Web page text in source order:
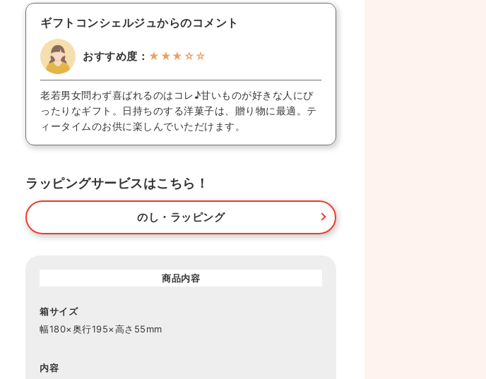
ギフトコンシェルジュからのコメント
おすすめ度： ★★★☆☆
老若男女問わず喜ばれるのはコレ♪甘いものが好きな人にぴ
ったりなギフト。日持ちのする洋菓子は、贈り物に最適。テ
ィータイムのお供に楽しんでいただけます。
ラッピングサービスはこちら！
のし・ラッピング
商品内容
箱サイズ
幅180×奥行195×高さ55mm
内容